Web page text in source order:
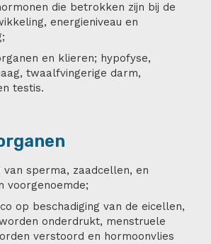
die betrokken zijn bij de
energieniveau en
en klieren; hypofyse,
twaalfvingerige darm,
testis.
van sperma, zaadcellen, en
voorgenoemde;
op beschadiging van de eicellen,
onderdrukt, menstruele
verstoord en hormoonvlies